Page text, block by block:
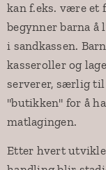
kan f.eks. være et
begynner barna
i sandkassen.
kasseroller og
serverer, særlig til
"butikken" for å
matlagingen.
Etter hvert